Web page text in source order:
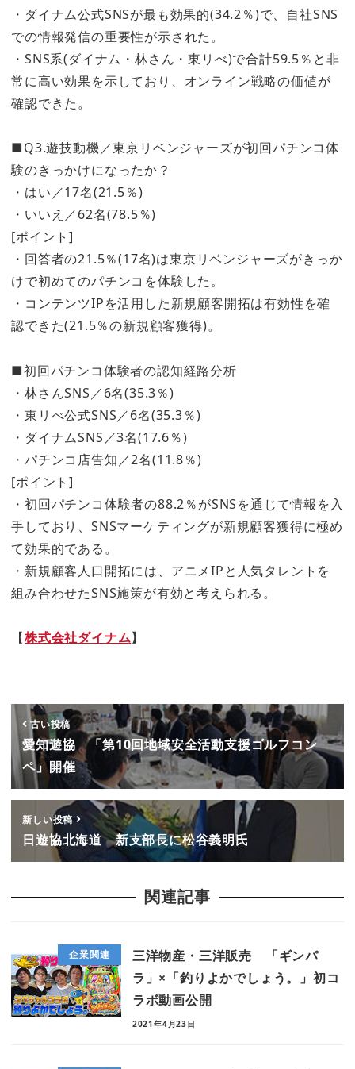
・ダイナム公式SNSが最も効果的(34.2％)で、自社SNS
での情報発信の重要性が示された。
・SNS系(ダイナム・林さん・東リべ)で合計59.5％と非
常に高い効果を示しており、オンライン戦略の価値が
確認できた。
■Q3.遊技動機／東京リベンジャーズが初回パチンコ体
験のきっかけになったか？
・はい／17名(21.5％)
・いいえ／62名(78.5％)
[ポイント]
・回答者の21.5％(17名)は東京リベンジャーズがきっか
けで初めてのパチンコを体験した。
・コンテンツIPを活用した新規顧客開拓は有効性を確
認できた(21.5％の新規顧客獲得)。
■初回パチンコ体験者の認知経路分析
・林さんSNS／6名(35.3％)
・東リべ公式SNS／6名(35.3％)
・ダイナムSNS／3名(17.6％)
・パチンコ店告知／2名(11.8％)
[ポイント]
・初回パチンコ体験者の88.2％がSNSを通じて情報を入
手しており、SNSマーケティングが新規顧客獲得に極め
て効果的である。
・新規顧客人口開拓には、アニメIPと人気タレントを
組み合わせたSNS施策が有効と考えられる。
【株式会社ダイナム】
古い投稿
愛知遊協 「第10回地域安全活動支援ゴルフコン
ペ」開催
新しい投稿
日遊協北海道 新支部長に松谷義明氏
関連記事
企業関連
三洋物産・三洋販売 「ギンパ
ラ」×「釣りよかでしょう。」初コ
ラボ動画公開
2021年4月23日